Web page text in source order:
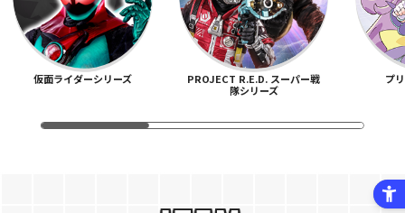
仮面ライダーシリーズ
PROJECT R.E.D. スーパー戦
隊シリーズ
プ